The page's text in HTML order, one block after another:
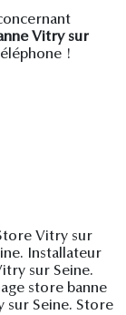
Vitry sur
!
Vitry sur
Installateur
sur Seine.
store banne
Seine. Store